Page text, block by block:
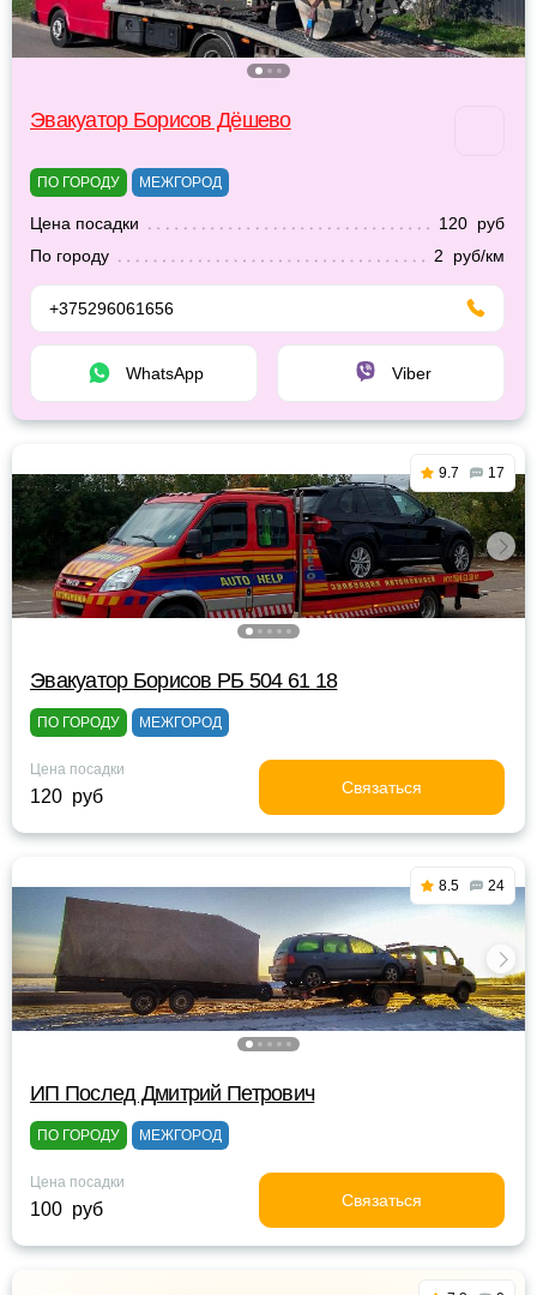
Эвакуатор Борисов Дёшево
ПО ГОРОДУ МЕЖГОРОД
Цена посадки
120 руб
По городу
2 руб/км
+375296061656
WhatsApp Viber
9.7 17
Эвакуатор Борисов РБ 504 61 18
ПО ГОРОДУ МЕЖГОРОД
Цена посадки
120 руб Связаться
8.5 24
ИП Послед Дмитрий Петрович
ПО ГОРОДУ МЕЖГОРОД
Цена посадки
100 руб Связаться